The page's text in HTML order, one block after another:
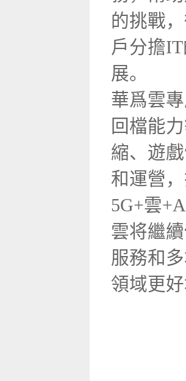
的挑戰
戶分擔
展。
華爲雲
回檔能
縮、遊
和運營
5G+雲
雲将繼
服務和
領域更